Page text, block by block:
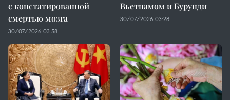
с констатированной
смертью мозга
30/07/2026 03:58
Вьетнамом и Бурунди
30/07/2026 03:28